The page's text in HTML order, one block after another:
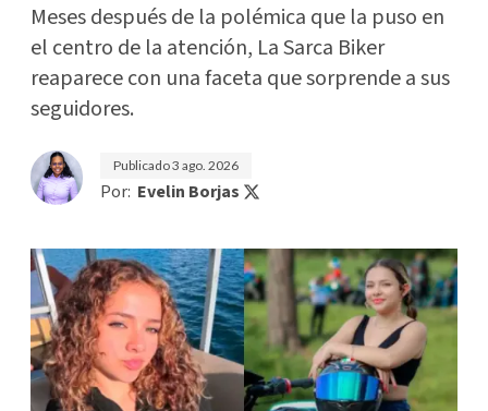
Meses después de la polémica que la puso en
el centro de la atención, La Sarca Biker
reaparece con una faceta que sorprende a sus
seguidores.
Publicado3 ago. 2026
Por: Evelin Borjas